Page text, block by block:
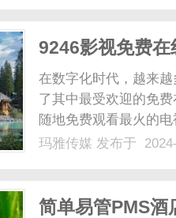
9246影视免费
在数字化时代，越来
了其中最受欢迎的免
随地免费观看最火的
的特点和优势。首先
玛雅传媒 发布于
简单易管PMS酒